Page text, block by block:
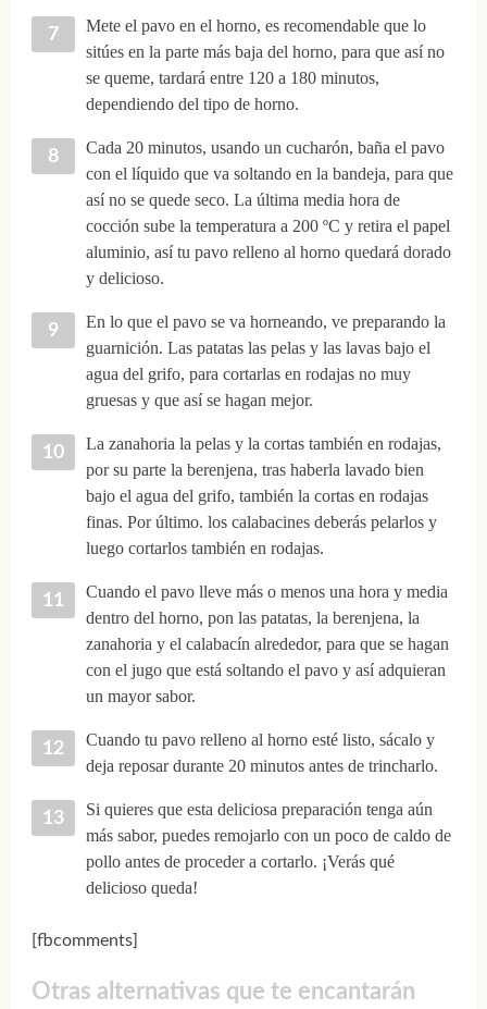
Mete el pavo en el horno, es recomendable que lo
sitúes en la parte más baja del horno, para que así no
se queme, tardará entre 120 a 180 minutos,
dependiendo del tipo de horno.
Cada 20 minutos, usando un cucharón, baña el pavo
con el líquido que va soltando en la bandeja, para que
así no se quede seco. La última media hora de
cocción sube la temperatura a 200 ºC y retira el papel
aluminio, así tu pavo relleno al horno quedará dorado
y delicioso.
En lo que el pavo se va horneando, ve preparando la
guarnición. Las patatas las pelas y las lavas bajo el
agua del grifo, para cortarlas en rodajas no muy
gruesas y que así se hagan mejor.
La zanahoria la pelas y la cortas también en rodajas,
por su parte la berenjena, tras haberla lavado bien
bajo el agua del grifo, también la cortas en rodajas
finas. Por último. los calabacines deberás pelarlos y
luego cortarlos también en rodajas.
Cuando el pavo lleve más o menos una hora y media
dentro del horno, pon las patatas, la berenjena, la
zanahoria y el calabacín alrededor, para que se hagan
con el jugo que está soltando el pavo y así adquieran
un mayor sabor.
Cuando tu pavo relleno al horno esté listo, sácalo y
deja reposar durante 20 minutos antes de trincharlo.
Si quieres que esta deliciosa preparación tenga aún
más sabor, puedes remojarlo con un poco de caldo de
pollo antes de proceder a cortarlo. ¡Verás qué
delicioso queda!
[fbcomments]
Otras alternativas que te encantarán